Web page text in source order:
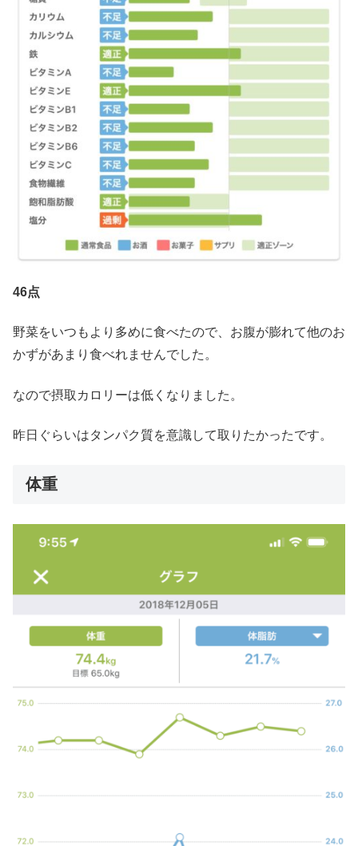
46点
野菜をいつもより多めに食べたので、お腹が膨れて他のお
かずがあまり食べれませんでした。
なので摂取カロリーは低くなりました。
昨日ぐらいはタンパク質を意識して取りたかったです。
体重